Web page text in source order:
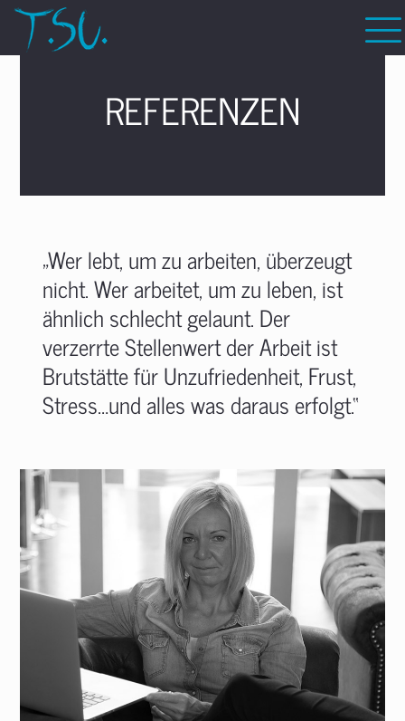
REFERENZEN
„Wer lebt, um zu arbeiten, überzeugt
nicht. Wer arbeitet, um zu leben, ist
ähnlich schlecht gelaunt. Der
verzerrte Stellenwert der Arbeit ist
Brutstätte für Unzufriedenheit, Frust,
Stress…und alles was daraus erfolgt.“